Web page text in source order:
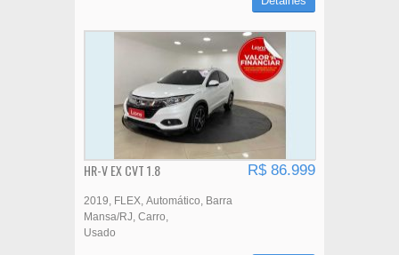
HR-V EX CVT 1.8 R$ 86.999
2019 FLEX Automático
Barra
Mansa/RJ Carro
Usado